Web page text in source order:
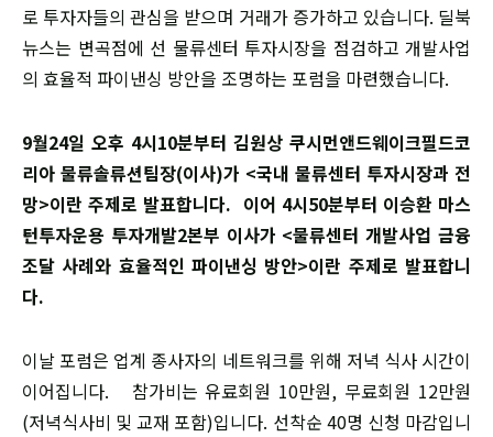
로 투자자들의 관심을 받으며 거래가 증가하고 있습니다. 딜북
뉴스는 변곡점에 선 물류센터 투자시장을 점검하고 개발사업
의 효율적 파이낸싱 방안을 조명하는 포럼을 마련했습니다.
9월24일 오후 4시10분부터 김원상 쿠시먼앤드웨이크필드코
리아 물류솔류션팀장(이사)가 <국내 물류센터 투자시장과 전
망>이란 주제로 발표합니다. 이어 4시50분부터 이승환 마스
턴투자운용 투자개발2본부 이사가 <물류센터 개발사업 금융
조달 사례와 효율적인 파이낸싱 방안>이란 주제로 발표합니
다.
이날 포럼은 업계 종사자의 네트워크를 위해 저녁 식사 시간이
이어집니다. 참가비는 유료회원 10만원, 무료회원 12만원
(저녁식사비 및 교재 포함)입니다. 선착순 40명 신청 마감입니